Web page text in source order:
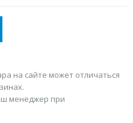
на сайте может отличаться
менеджер при